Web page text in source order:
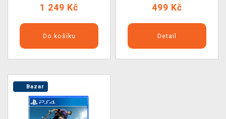
1 249 Kč
Do košíku
499 Kč
Detail
Bazar